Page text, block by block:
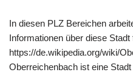
In diesen PLZ Bereichen
Informationen über diese Stadt
https://de.wikipedia.org/wiki/
Oberreichenbach ist eine